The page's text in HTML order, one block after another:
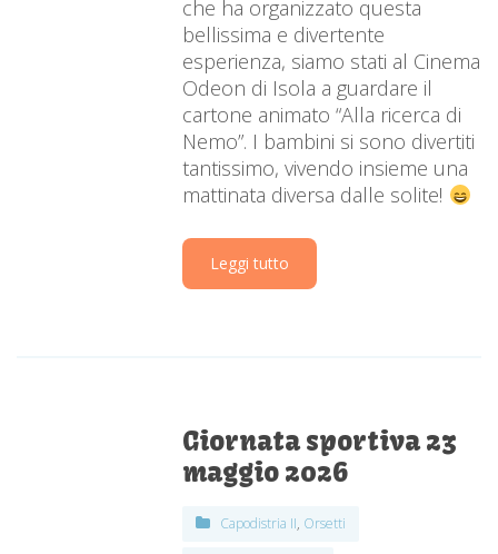
che ha organizzato questa
bellissima e divertente
esperienza, siamo stati al Cinema
Odeon di Isola a guardare il
cartone animato “Alla ricerca di
Nemo”. I bambini si sono divertiti
tantissimo, vivendo insieme una
mattinata diversa dalle solite!
Leggi tutto
Giornata sportiva 23
maggio 2026
Capodistria II, Orsetti